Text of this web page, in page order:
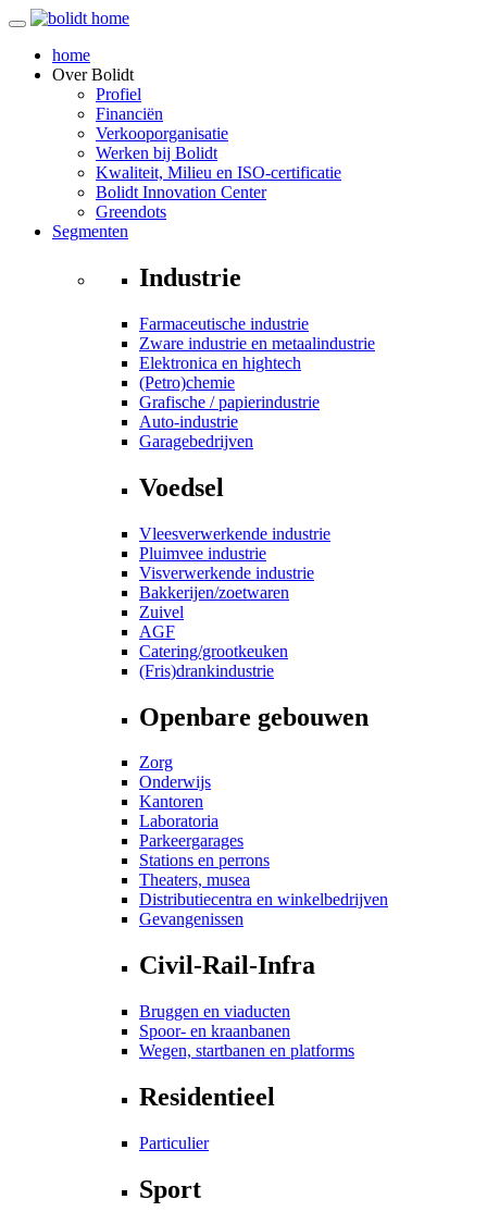
home
OverBolidt
Profiel
Financiën
Verkooporganisatie
Werken bij Bolidt
Kwaliteit, Milieu en ISO-certificatie
Bolidt Innovation Center
Greendots
Segmenten
Industrie
Farmaceutische industrie
Zware industrie en metaalindustrie
Elektronica en hightech
(Petro)chemie
Grafische / papierindustrie
Auto-industrie
Garagebedrijven
Voedsel
Vleesverwerkende industrie
Pluimvee industrie
Visverwerkende industrie
Bakkerijen/zoetwaren
Zuivel
AGF
Catering/grootkeuken
(Fris)drankindustrie
Openbare gebouwen
Zorg
Onderwijs
Kantoren
Laboratoria
Parkeergarages
Stations en perrons
Theaters, musea
Distributiecentra en winkelbedrijven
Gevangenissen
Civil-Rail-Infra
Bruggen en viaducten
Spoor- en kraanbanen
Wegen, startbanen en platforms
Residentieel
Particulier
Sport